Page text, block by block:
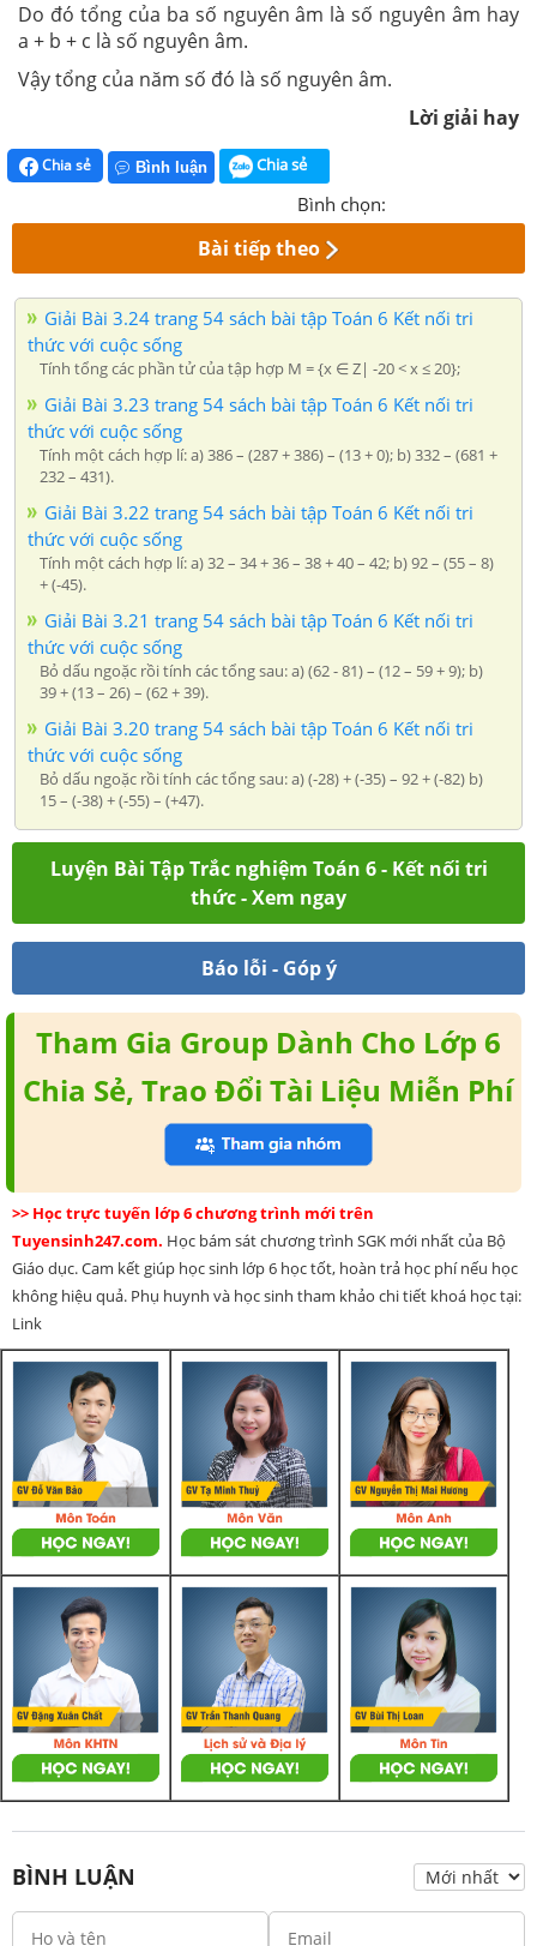
Do đó tổng của ba số nguyên âm là số nguyên âm hay
a + b + c là số nguyên âm.
Vậy tổng của năm số đó là số nguyên âm.
Lời giải hay
Chia sẻ Bình luận Chia sẻ
Bình chọn:
Bài tiếp theo
Giải Bài 3.24 trang 54 sách bài tập Toán 6 Kết nối tri
thức với cuộc sống
Tính tổng các phần tử của tập hợp M = {x ∈ Z| -20 < x ≤ 20};
Giải Bài 3.23 trang 54 sách bài tập Toán 6 Kết nối tri
thức với cuộc sống
Tính một cách hợp lí: a) 386 – (287 + 386) – (13 + 0); b) 332 – (681 +
232 – 431).
Giải Bài 3.22 trang 54 sách bài tập Toán 6 Kết nối tri
thức với cuộc sống
Tính một cách hợp lí: a) 32 – 34 + 36 – 38 + 40 – 42; b) 92 – (55 – 8)
+ (-45).
Giải Bài 3.21 trang 54 sách bài tập Toán 6 Kết nối tri
thức với cuộc sống
Bỏ dấu ngoặc rồi tính các tổng sau: a) (62 - 81) – (12 – 59 + 9); b)
39 + (13 – 26) – (62 + 39).
Giải Bài 3.20 trang 54 sách bài tập Toán 6 Kết nối tri
thức với cuộc sống
Bỏ dấu ngoặc rồi tính các tổng sau: a) (-28) + (-35) – 92 + (-82) b)
15 – (-38) + (-55) – (+47).
Luyện Bài Tập Trắc nghiệm Toán 6 - Kết nối tri
thức - Xem ngay
Báo lỗi - Góp ý
Tham Gia Group Dành Cho Lớp 6
Chia Sẻ, Trao Đổi Tài Liệu Miễn Phí
>> Học trực tuyến lớp 6 chương trình mới trên
Tuyensinh247.com. Học bám sát chương trình SGK mới nhất của Bộ
Giáo dục. Cam kết giúp học sinh lớp 6 học tốt, hoàn trả học phí nếu học
không hiệu quả. Phụ huynh và học sinh tham khảo chi tiết khoá học tại:
Link
BÌNH LUẬN